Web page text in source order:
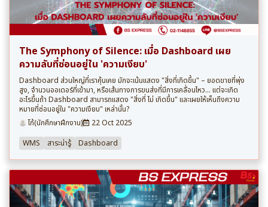
The Symphony of Silence: เมื่อ Dashboard เผย
ความลับที่ซ่อนอยู่ใน 'ความเงียบ'
Dashboard ส่วนใหญ่ที่เราคุ้นเคย มักจะเน้นแสดง "สิ่งที่เกิดขึ้น" – ยอดขายที่พุ่ง
สูง, จำนวนออเดอร์ที่เข้ามา, หรือเส้นทางการขนส่งที่มีการเคลื่อนไหว... แต่จะเกิด
อะไรขึ้นถ้า Dashboard สามารถแสดง "สิ่งที่ ไม่ เกิดขึ้น" และเผยให้เห็นถึงความ
หมายที่ซ่อนอยู่ใน "ความเงียบ" เหล่านั้น?
โก้(นักศึกษาฝึกงาน)
22 Oct 2025
WMS
สาระน่ารู้ Dashboard